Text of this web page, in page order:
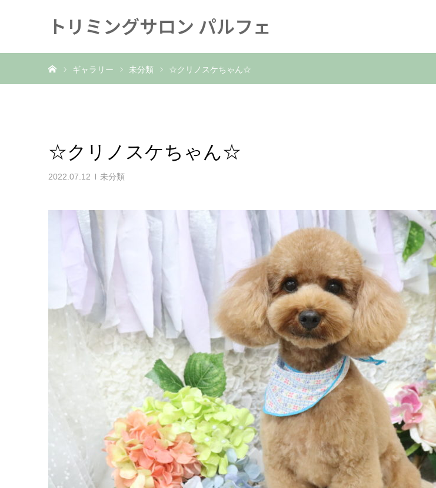
トリミングサロン パルフェ
ギャラリー 未分類 ☆クリノスケちゃん☆
☆クリノスケちゃん☆
2022.07.12 未分類